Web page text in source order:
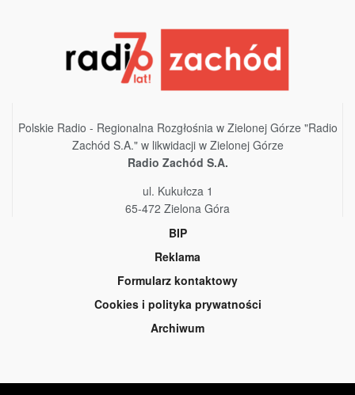
Polskie Radio - Regionalna Rozgłośnia w Zielonej Górze "Radio
Zachód S.A." w likwidacji w Zielonej Górze
Radio Zachód S.A.
ul. Kukułcza 1
65-472 Zielona Góra
BIP
Reklama
Formularz kontaktowy
Cookies i polityka prywatności
Archiwum